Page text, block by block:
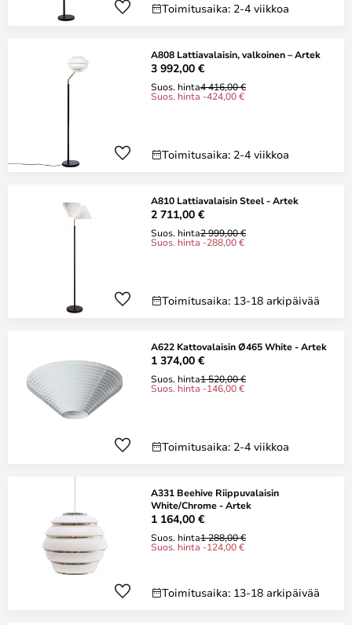
Toimitusaika: 2-4 viikkoa
A808 Lattiavalaisin, valkoinen – Artek
3 992,00 €
Suos. hinta4 416,00 €
Suos. hinta -424,00 €
Toimitusaika: 2-4 viikkoa
A810 Lattiavalaisin Steel - Artek
2 711,00 €
Suos. hinta2 999,00 €
Suos. hinta -288,00 €
Toimitusaika: 13-18 arkipäivää
A622 Kattovalaisin Ø465 White - Artek
1 374,00 €
Suos. hinta1 520,00 €
Suos. hinta -146,00 €
Toimitusaika: 2-4 viikkoa
A331 Beehive Riippuvalaisin
White/Chrome - Artek
1 164,00 €
Suos. hinta1 288,00 €
Suos. hinta -124,00 €
Toimitusaika: 13-18 arkipäivää